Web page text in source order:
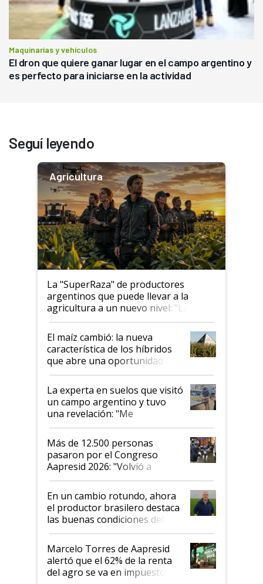
Maquinarias y vehículos
El dron que quiere ganar lugar en el campo argentino y
es perfecto para iniciarse en la actividad
Seguí leyendo
Agricultura
La "SuperRaza" de productores
argentinos que puede llevar a la
agricultura a un nuevo nivel: "Las
posibilidades de crecimiento son
infinitas"
El maíz cambió: la nueva
característica de los híbridos
que abre una oportunidad en
el lote
La experta en suelos que visitó
un campo argentino y tuvo
una revelación: "Me
impresionó mucho"
Más de 12.500 personas
pasaron por el Congreso
Aapresid 2026: "Volvió a
demostrar que hablar del
suelo es hablar de todo el
sistema productivo"
En un cambio rotundo, ahora
el productor brasilero destaca
las buenas condiciones del
agro argentino para invertir:
"Los veo más motivados"
Marcelo Torres de Aapresid
alertó que el 62% de la renta
del agro se va en impuestos: